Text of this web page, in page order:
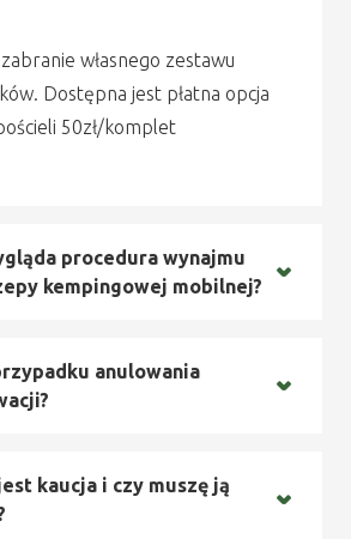
własnego zestawu
Dostępna jest płatna opcja
50zł/komplet
procedura wynajmu
kempingowej mobilnej?
anulowania
kaucja i czy muszę ją